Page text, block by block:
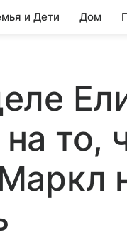
и Дети Дом
то,